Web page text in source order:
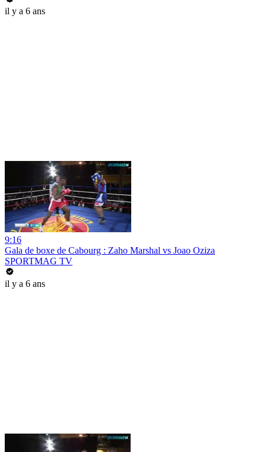
il y a 6 ans
9:16
Gala de boxe de Cabourg : Zaho Marshal vs Joao Oziza
SPORTMAG TV
il y a 6 ans